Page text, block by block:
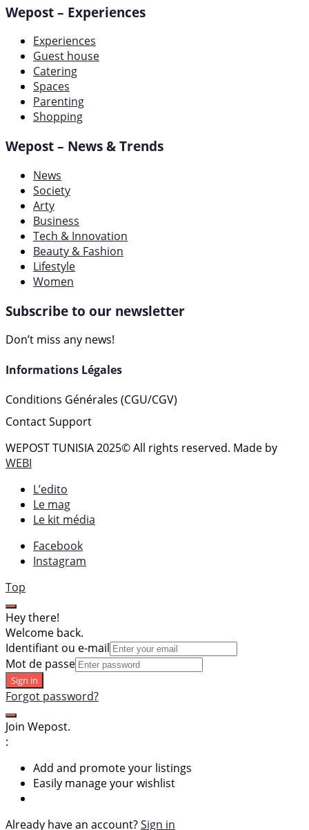
Wepost – Experiences
Experiences
Guest house
Catering
Spaces
Parenting
Shopping
Wepost – News & Trends
News
Society
Arty
Business
Tech & Innovation
Beauty & Fashion
Lifestyle
Women
Subscribe to our newsletter
Don’t miss any news!
Informations Légales
Conditions Générales (CGU/CGV)
Contact Support
WEPOST TUNISIA 2025© All rights reserved. Made by
WEBI
L’edito
Le mag
Le kit média
Facebook
Instagram
Top
Hey there!
Welcome back.
Identifiant ou e-mail
Mot de passe
Sign in
Forgot password?
Join Wepost.
:
Add and promote your listings
Easily manage your wishlist
Already have an account?Sign in